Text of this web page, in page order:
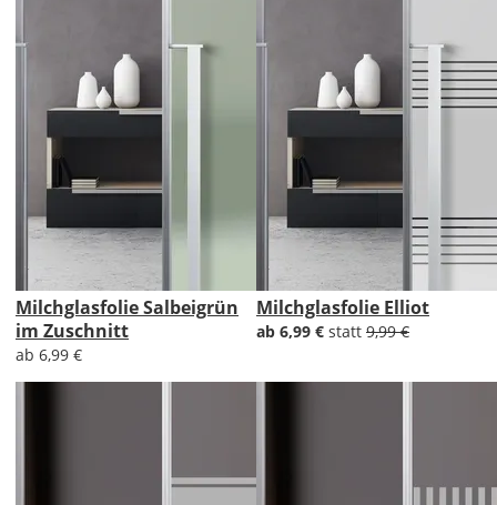
Milchglasfolie Salbeigrün
im Zuschnitt
ab 6,99 €
Milchglasfolie Elliot
ab 6,99 € statt 9,99 €